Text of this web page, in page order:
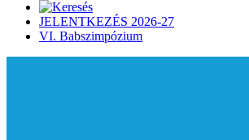
JELENTKEZÉS 2026-27
VI. Babszimpózium